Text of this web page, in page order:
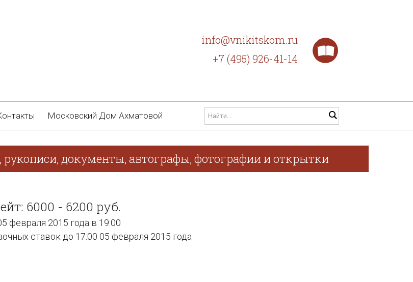
info@vnikitskom.ru
+7 (495) 926-41-14
Московский Дом Ахматовой
документы, автографы, фотографии и открытки
6000 - 6200 руб.
февраля 2015 года в 19:00
ставок до 17:00 05 февраля 2015 года